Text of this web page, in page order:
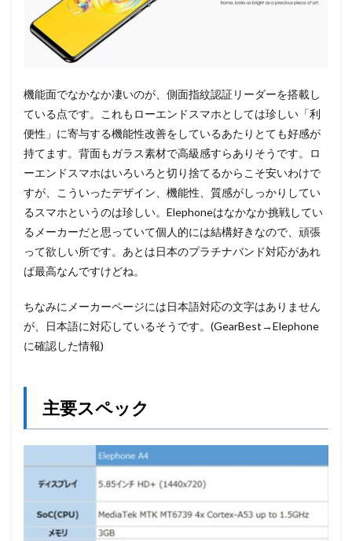
機能面でなかなか凄いのが、側面指紋認証リーダーを搭載し
ている点です。これもローエンドスマホとしては珍しい「利
便性」に寄与する機能性改善をしているあたりとても好感が
持てます。背面もガラス素材で高級感すらありそうです。ロ
ーエンドスマホはいろいろと切り捨てるからこそ安いわけで
すが、こういったデザイン、機能性、質感がしっかりしてい
るスマホというのは珍しい。Elephoneはなかなか挑戦してい
るメーカーだと思っていて個人的には結構好きなので、頑張
って欲しい所です。あとは日本のプラチナバンド対応があれ
ば最高なんですけどね。
ちなみにメーカーページには日本語対応の文字はありません
が、日本語に対応しているそうです。(GearBest→Elephone
に確認した情報)
主要スペック